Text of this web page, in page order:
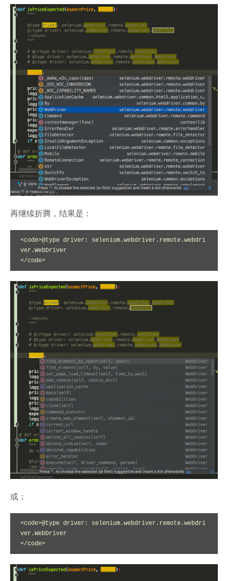
再继续折腾，结果是：
<code>@type driver: selenium.webdriver.remote.webdri
ver.WebDriver
</code>
或：
<code>@type driver: selenium.webdriver.remote.webdri
ver.WebDriver
</code>